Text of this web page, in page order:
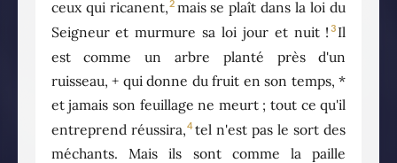
ceux qui ricanent,2 mais se plaît dans la loi du
Seigneur et murmure sa loi jour et nuit ! 3 Il
est comme un arbre planté près d'un
ruisseau, + qui donne du fruit en son temps, *
et jamais son feuillage ne meurt ; tout ce qu'il
entreprend réussira,4tel n'est pas le sort des
méchants. Mais ils sont comme la paille